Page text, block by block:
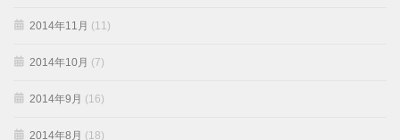
2014年11月 (11)
2014年10月 (7)
2014年9月 (16)
2014年8月 (18)